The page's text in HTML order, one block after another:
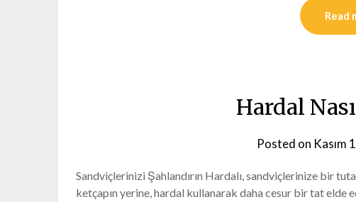
Read
Hardal
Posted on Kasım
Sandviçlerinizi Şahlandırın Hardalı, sandviçlerinize bir
ketçapın yerine, hardal kullanarak daha cesur bir tat